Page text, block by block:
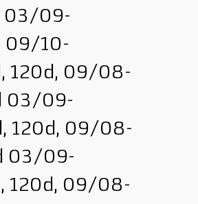
03/09-
09/10-
120d, 09/08-
03/09-
120d, 09/08-
03/09-
120d, 09/08-